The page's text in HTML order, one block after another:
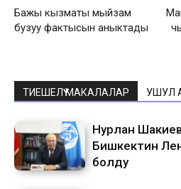
Бажы кызматы мыйзам
бузуу фактысын аныктады
ТИЕШЕЛҮҮ МАКАЛАЛАР УШУЛ
Нурлан
Бишкектин
болду